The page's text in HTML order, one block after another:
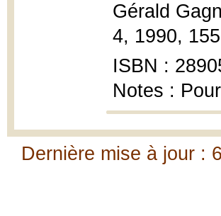
Gérald
4, 1990,
ISBN :
Notes :
Dernière mise à jour :